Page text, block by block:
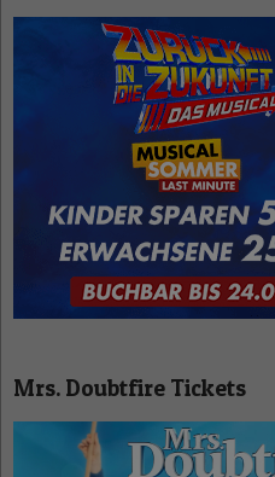
Mrs. Doubtfire Tickets